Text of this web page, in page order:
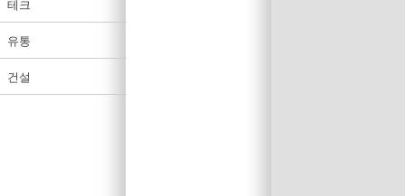
테크
유통
건설